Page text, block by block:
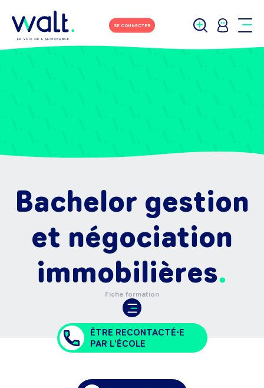
SE CONNECTER
Bachelor gestion
et négociation
immobilières
Fiche formation
ÊTRE RECONTACTÉ•E
PAR L'ÉCOLE